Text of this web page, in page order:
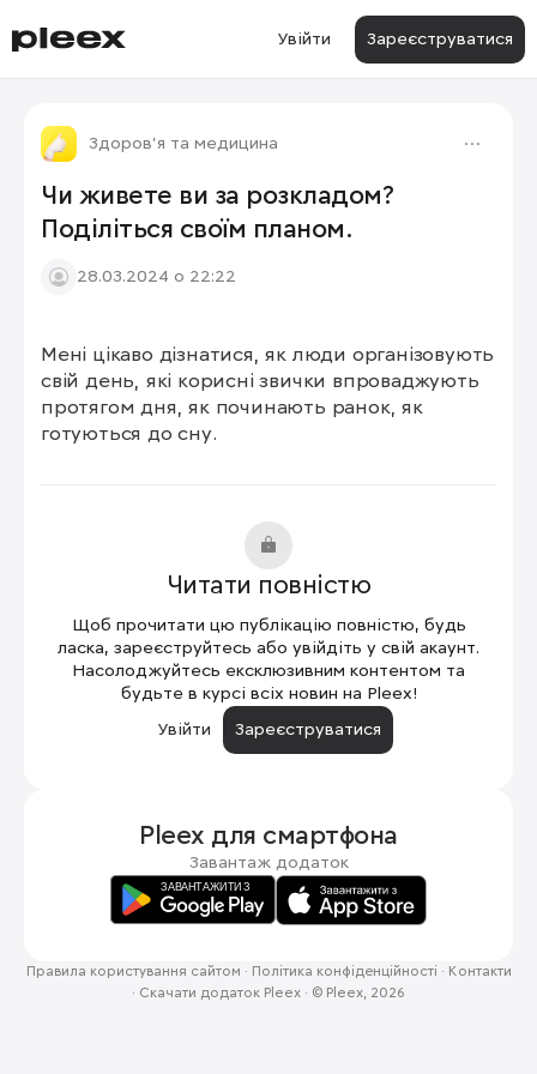
Увійти Зареєструватися
Здоров'я та медицина
Чи живете ви за розкладом?
Поділіться своїм планом.
28.03.2024 о 22:22
Мені цікаво дізнатися, як люди організовують
свій день, які корисні звички впроваджують
протягом дня, як починають ранок, як
готуються до сну.
Читати повністю
Щоб прочитати цю публікацію повністю, будь
ласка, зареєструйтесь або увійдіть у свій акаунт.
Насолоджуйтесь ексклюзивним контентом та
будьте в курсі всіх новин на Pleex!
Увійти
Зареєструватися
Pleex для смартфона
Завантаж додаток
Правила користування сайтом · Політика конфіденційності · Контакти
· Скачати додаток Pleex · © Pleex, 2026